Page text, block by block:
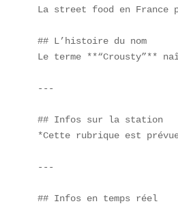
La street food en France
## L’histoire du nom
Le terme **“Crousty”**
---
## Infos sur la station
*Cette rubrique est
---
## Infos en temps réel